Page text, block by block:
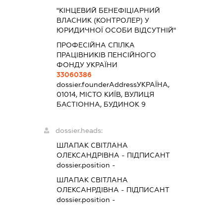
"КІНЦЕВИЙ БЕНЕФІЦІАРНИЙ
ВЛАСНИК (КОНТРОЛЕР) У
ЮРИДИЧНОЇ ОСОБИ ВІДСУТНІЙ"
ПРОФЕСІЙНА СПІЛКА
ПРАЦІВНИКІВ ПЕНСІЙНОГО
ФОНДУ УКРАЇНИ
33060386
dossier.founderAddressУКРАЇНА,
01014, МІСТО КИЇВ, ВУЛИЦЯ
БАСТІОННА, БУДИНОК 9
dossier.heads:
ШЛАПАК СВІТЛАНА
ОЛЕКСАНДРІВНА - ПІДПИСАНТ
dossier.position -
ШЛАПАК СВІТЛАНА
ОЛЕКСАНРДІВНА - ПІДПИСАНТ
dossier.position -